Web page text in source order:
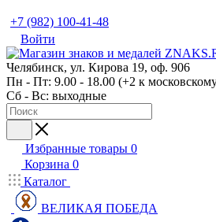
+7 (982) 100-41-48
Войти
Челябинск, ул. Кирова 19, оф. 906
Пн - Пт: 9.00 - 18.00 (+2 к
Сб - Вс: выходные
Избранные товары 0
Корзина 0
Каталог
ВЕЛИКАЯ ПОБЕДА